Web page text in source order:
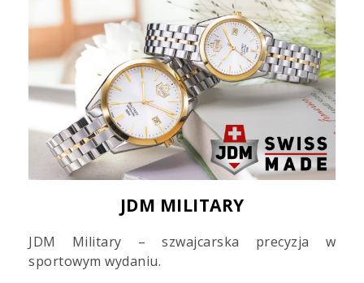
JDM MILITARY
JDM Military – szwajcarska precyzja w
sportowym wydaniu.